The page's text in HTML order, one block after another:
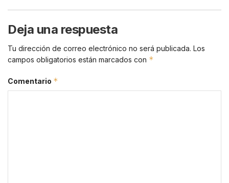
Deja una respuesta
Tu dirección de correo electrónico no será publicada. Los
campos obligatorios están marcados con *
Comentario *